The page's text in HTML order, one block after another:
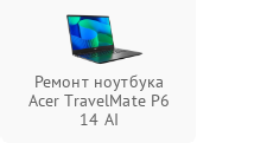
Ремонт ноутбука
Acer TravelMate P6
14 AI